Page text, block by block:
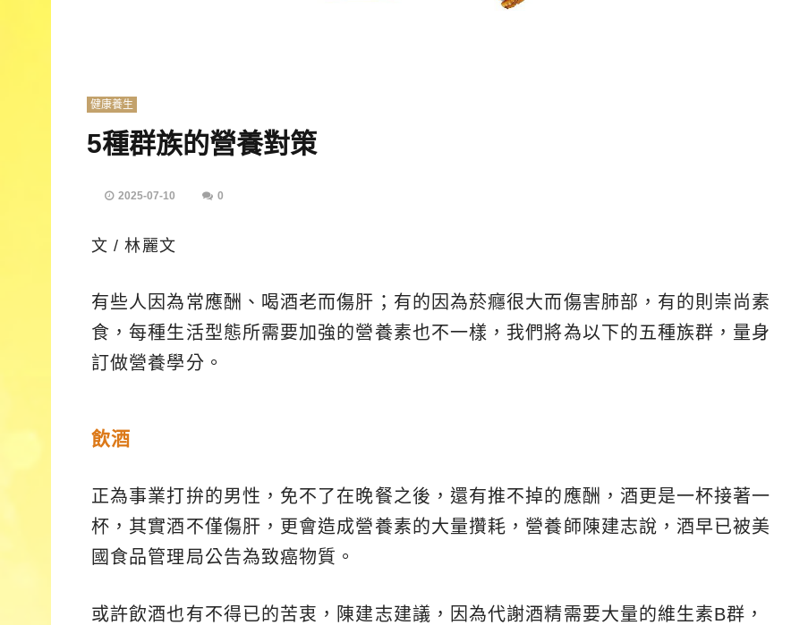
健康養生
5種群族的營養對策
2025-07-10 0
文 / 林麗文
有些人因為常應酬、喝酒老而傷肝；有的因為菸癮很大而傷害肺部，有的則崇尚素
食，每種生活型態所需要加強的營養素也不一樣，我們將為以下的五種族群，量身
訂做營養學分。
飲酒
正為事業打拚的男性，免不了在晚餐之後，還有推不掉的應酬，酒更是一杯接著一
杯，其實酒不僅傷肝，更會造成營養素的大量攢耗，營養師陳建志說，酒早已被美
國食品管理局公告為致癌物質。
或許飲酒也有不得已的苦衷，陳建志建議，因為代謝酒精需要大量的維生素B群，